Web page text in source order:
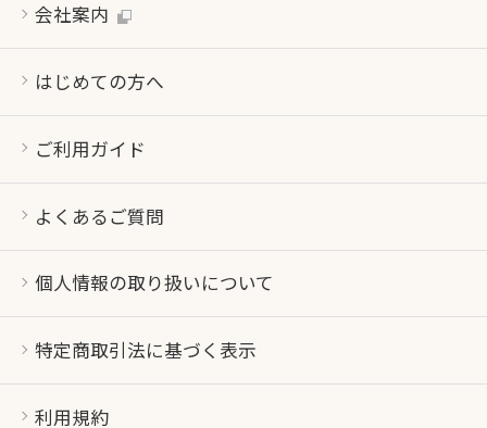
会社案内
はじめての方へ
ご利用ガイド
よくあるご質問
個人情報の取り扱いについて
特定商取引法に基づく表示
利用規約